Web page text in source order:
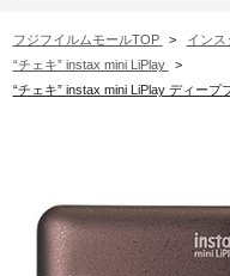
フジフイルムモールTOP > インス
“チェキ” instax mini LiPlay
>
“チェキ” instax mini LiPlay ディー